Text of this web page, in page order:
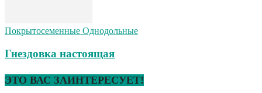
Покрытосеменные Однодольные
Гнездовка настоящая
ЭТО ВАС ЗАИНТЕРЕСУЕТ!